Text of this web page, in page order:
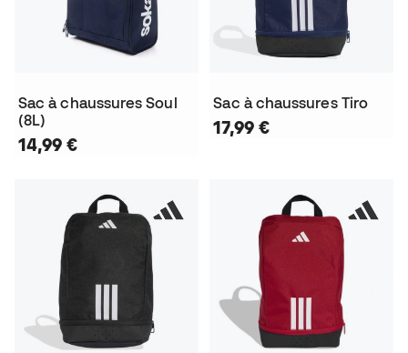
Sac à chaussures Soul
(8L)
14,99 €
Sac à chaussures Tiro
17,99 €